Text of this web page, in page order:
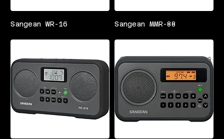
Sangean WR-16 Sangean MMR-88